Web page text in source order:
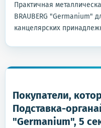
Практичная
BRAUBERG "Germanium"
канцелярских
Покупатели,
Подставка-
"Germanium", 5